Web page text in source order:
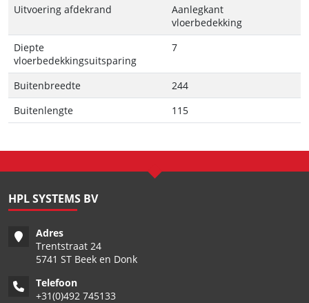
Uitvoering afdekrand
Aanlegkant
vloerbedekking
Diepte
vloerbedekkingsuitsparing
7
Buitenbreedte
244
Buitenlengte
115
HPL SYSTEMS BV
Adres
Trentstraat 24
5741 ST Beek en Donk
Telefoon
+31(0)492 745133